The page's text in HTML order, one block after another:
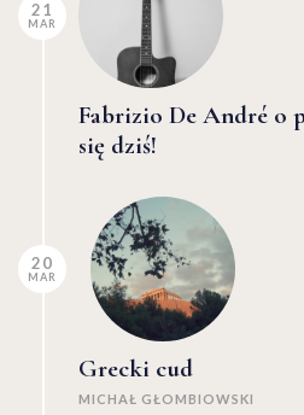
21
MAR
Fabrizio De André o
się dziś!
20
MAR
Grecki cud
MICHAŁ GŁOMBIOWSKI